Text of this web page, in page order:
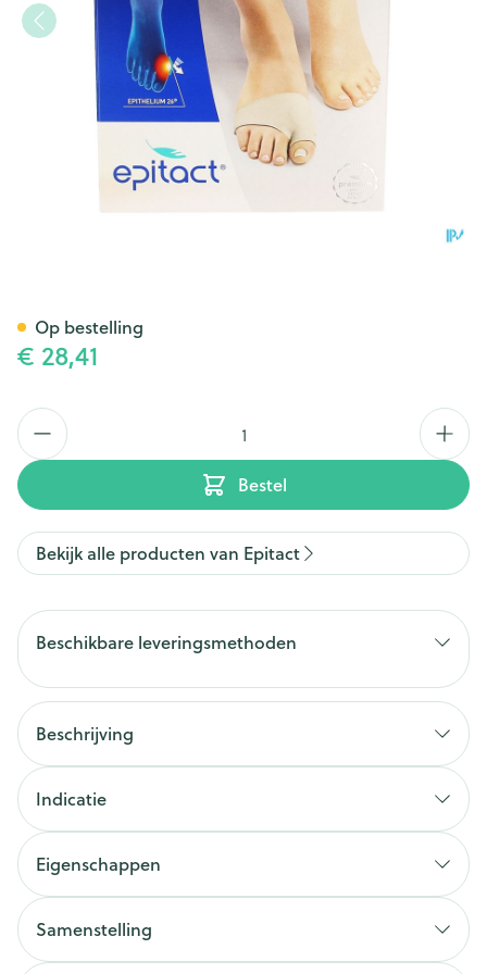
€ 28,41
Aantal
Bestel
Op bestelling
Bekijk alle producten van Epitact
Beschikbare leveringsmethoden
Beschrijving
Indicatie
Eigenschappen
Samenstelling